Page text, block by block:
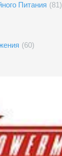
Питания (81)
(60)